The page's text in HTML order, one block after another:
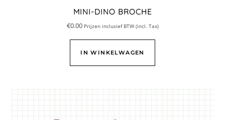
MINI-DINO BROCHE
€0.00 Prijzen inclusief BTW (incl. Tax)
IN WINKELWAGEN